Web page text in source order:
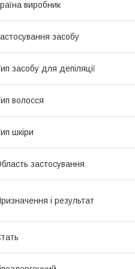
виробник
засобу
засобу для депіляції
волосся
шкіри
застосування
і результат